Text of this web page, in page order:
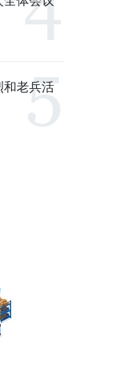
和老兵活